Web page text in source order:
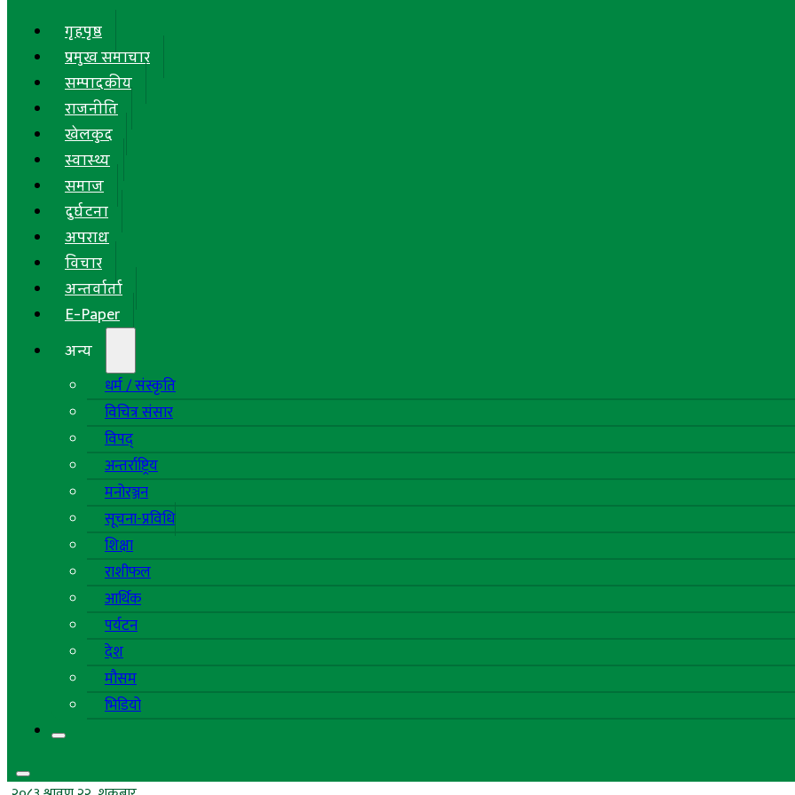
गृहपृष्ठ
प्रमुख समाचार
सम्पादकीय
राजनीति
खेलकुद
स्वास्थ्य
समाज
दुर्घटना
अपराध
विचार
अन्तर्वार्ता
E-Paper
अन्य
धर्म / संस्कृति
विचित्र संसार
विपद्
अन्तर्राष्ट्रिय
मनोरञ्जन
सूचना-प्रविधि
शिक्षा
राशीफल
आर्थिक
पर्यटन
देश
मौसम
भिडियो